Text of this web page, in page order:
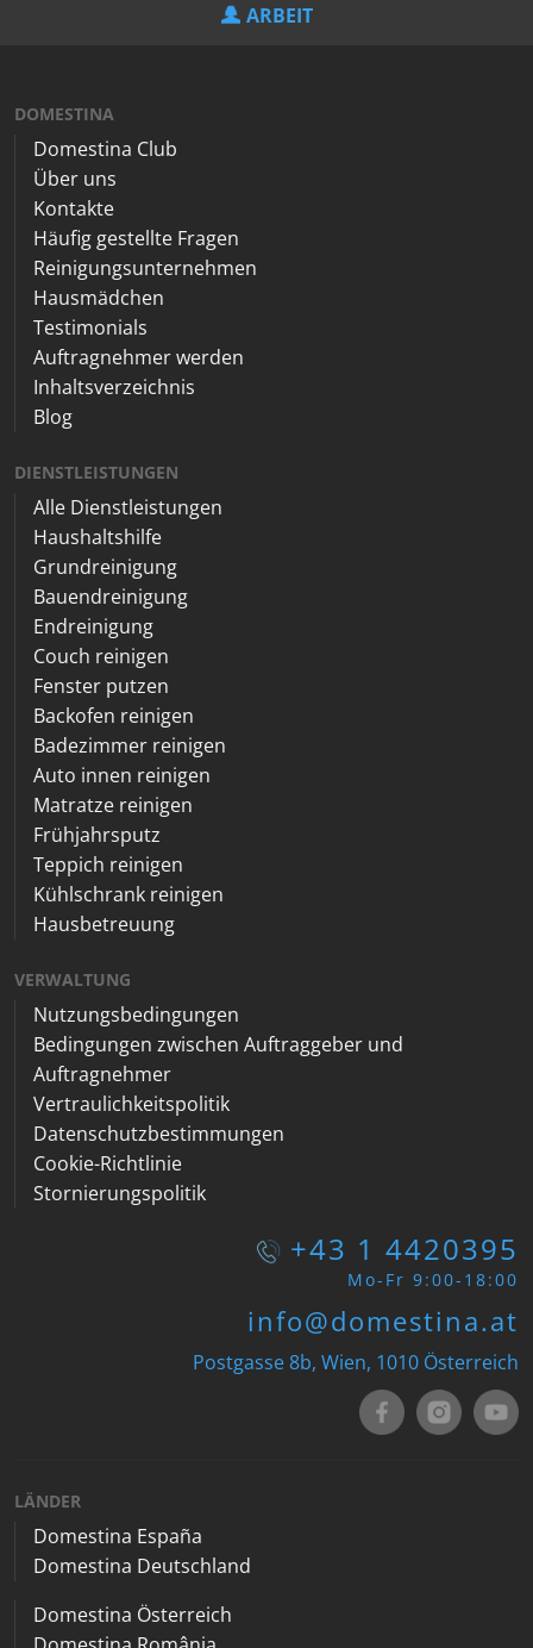
ARBEIT
DOMESTINA
Domestina Club
Über uns
Kontakte
Häufig gestellte Fragen
Reinigungsunternehmen
Hausmädchen
Testimonials
Auftragnehmer werden
Inhaltsverzeichnis
Blog
DIENSTLEISTUNGEN
Alle Dienstleistungen
Haushaltshilfe
Grundreinigung
Bauendreinigung
Endreinigung
Couch reinigen
Fenster putzen
Backofen reinigen
Badezimmer reinigen
Auto innen reinigen
Matratze reinigen
Frühjahrsputz
Teppich reinigen
Kühlschrank reinigen
Hausbetreuung
VERWALTUNG
Nutzungsbedingungen
Bedingungen zwischen Auftraggeber und
Auftragnehmer
Vertraulichkeitspolitik
Datenschutzbestimmungen
Cookie-Richtlinie
Stornierungspolitik
+43 1 4420395
Mo-Fr 9:00-18:00
info@domestina.at
Postgasse 8b, Wien, 1010 Österreich
LÄNDER
Domestina España
Domestina Deutschland
Domestina Österreich